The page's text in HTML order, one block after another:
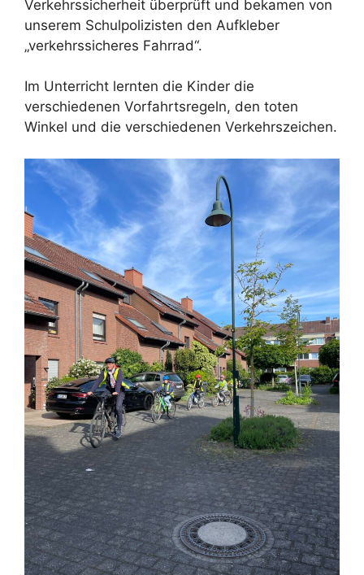
Verkehrssicherheit überprüft und bekamen von
unserem Schulpolizisten den Aufkleber
„verkehrssicheres Fahrrad“.
Im Unterricht lernten die Kinder die
verschiedenen Vorfahrtsregeln, den toten
Winkel und die verschiedenen Verkehrszeichen.